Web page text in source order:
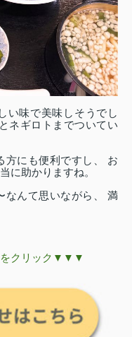
い味で美味しそうでし
ネギロトまでついてい
方にも便利ですし、 お
に助かりますね。
なんて思いながら、 満
をクリック▼▼▼